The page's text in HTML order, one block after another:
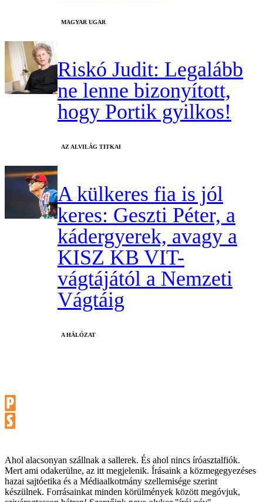
MAGYAR UGAR
Riskó Judit: Legalább
ne lenne bizonyított,
hogy Portik gyilkos!
AZ ALVILÁG TITKAI
A külkeres fia is jól
keres: Geszti Péter, a
kádergyerek, avagy a
KISZ KB VIT-
vágtájától a Nemzeti
Vágtáig
A HÁLÓZAT
Ahol alacsonyan szállnak a sallerek. És ahol nincs íróasztalfiók.
Mert ami odakerülne, az itt megjelenik. Írásaink a közmegegyezéses
hazai sajtóetika és a Médiaalkotmány szellemisége szerint
készülnek. Forrásainkat minden körülmények között megóvjuk,